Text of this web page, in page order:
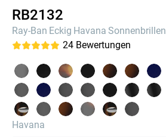
RB2132
Ray-Ban Eckig Havana Sonnenbrillen
24 Bewertungen
Havana